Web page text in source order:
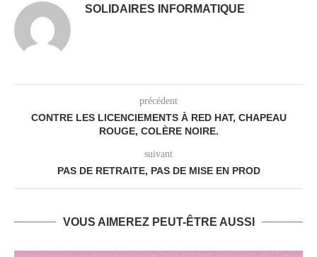
SOLIDAIRES INFORMATIQUE
précédent
CONTRE LES LICENCIEMENTS À RED HAT, CHAPEAU
ROUGE, COLÈRE NOIRE.
suivant
PAS DE RETRAITE, PAS DE MISE EN PROD
VOUS AIMEREZ PEUT-ÊTRE AUSSI